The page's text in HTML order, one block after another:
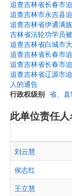
追查吉林省长春市
追查吉林市永吉县
追查吉林省伊通满
吉林省法轮功学员
追查吉林省白城市
追查吉林省长春市
追查吉林省长春市
追查吉林省辽源市
人的通告
行政权级别 省、
此单位责任
刘云慧
侯志红
王立慧